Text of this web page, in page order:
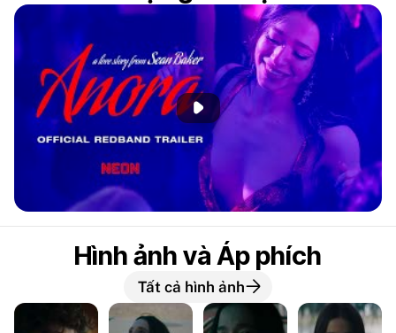
Phát đoạn giới thiệu
Hình ảnh và Áp phích
Tất cả hình ảnh